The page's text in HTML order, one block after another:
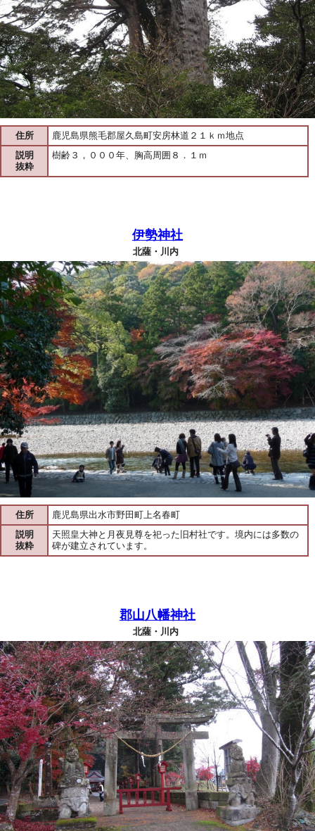
住所
鹿児島県熊毛郡屋久島町安房林道２１ｋｍ地点
説明
抜粋
樹齢３，０００年、胸高周囲８．１ｍ
伊勢神社
北薩・川内
住所
鹿児島県出水市野田町上名春町
説明
抜粋
天照皇大神と月夜見尊を祀った旧村社です。境内には多数の
碑が建立されています。
郡山八幡神社
北薩・川内